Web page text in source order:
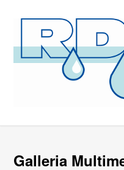
Galleria